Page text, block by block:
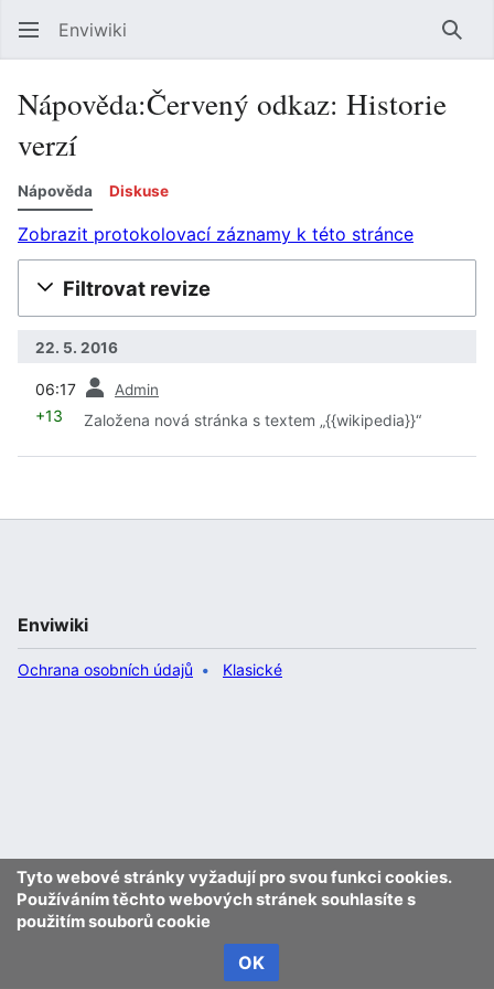
Enviwiki
Nápověda:Červený odkaz: Historie
verzí
Nápověda Diskuse
Zobrazit protokolovací záznamy k této stránce
Filtrovat revize
22. 5. 2016
06:17 Admin
+13 Založena nová stránka s textem „{{wikipedia}}“
Tyto webové stránky vyžadují pro svou funkci cookies.
Používáním těchto webových stránek souhlasíte s
použitím souborů cookie
OK
Enviwiki
Ochrana osobních údajů Klasické